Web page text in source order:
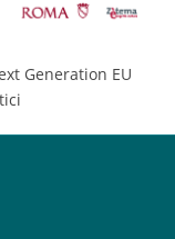
Generation EU